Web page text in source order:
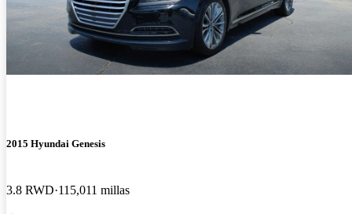
2015 Hyundai Genesis
3.8 RWD 115,011 millas